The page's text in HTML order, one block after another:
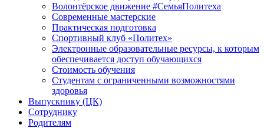
Волонтёрское движение #СемьяПолитеха
Современные мастерские
Практическая подготовка
Спортивный клуб «Политех»
Электронные образовательные ресурсы, к которым
обеспечивается доступ обучающихся
Стоимость обучения
Студентам с ограниченными возможностями
здоровья
Выпускнику (ЦК)
Сотруднику
Родителям